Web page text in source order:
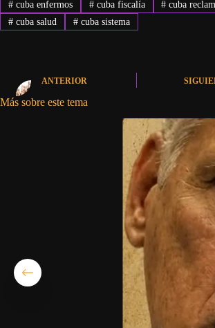
#cuba enfermos #cuba fiscalía # cuba
#cuba salud #cuba sistema
ANTERIOR
Más sobre este tema